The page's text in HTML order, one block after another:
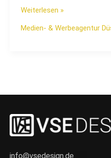
Weiterlesen »
Medien- & Werbeagentur
info@vsedesign.de